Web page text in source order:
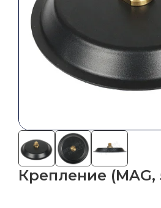
грейдером
Система
бульдозером
СКАНИРОВАНИЕ,
ГИДРОГРАФИЯ,
Сканеры
БПЛА
Крепление (MAG,